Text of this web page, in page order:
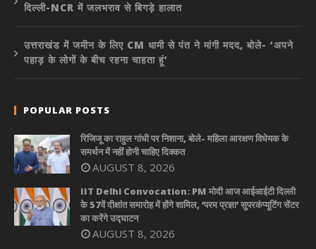
दिल्ली-NCR में जलभराव से बिगड़े हालात
उत्तराखंड में जमीन के लिए CM धामी से पंत ने मांगी मदद, बोले- ‘अपने
पहाड़ के लोगों के बीच रहना चाहता हूं’
POPULAR POSTS
रिजिजू का राहुल गांधी पर निशाना, बोले- महिला आरक्षण विधेयक के
समर्थन में नहीं होनी चाहिए दिक्कत
AUGUST 8, 2026
IIT Delhi Convocation: PM मोदी आज आईआईटी दिल्ली
के 57वें दीक्षांत समारोह में होंगे शामिल, ‘परम प्रज्ञा’ सुपरकंप्यूटिंग सेंटर
का करेंगे उद्घाटन
AUGUST 8, 2026